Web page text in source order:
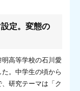
定。変態の
高等学校の石川愛
。中学生の頃から
研究テーマは「ク